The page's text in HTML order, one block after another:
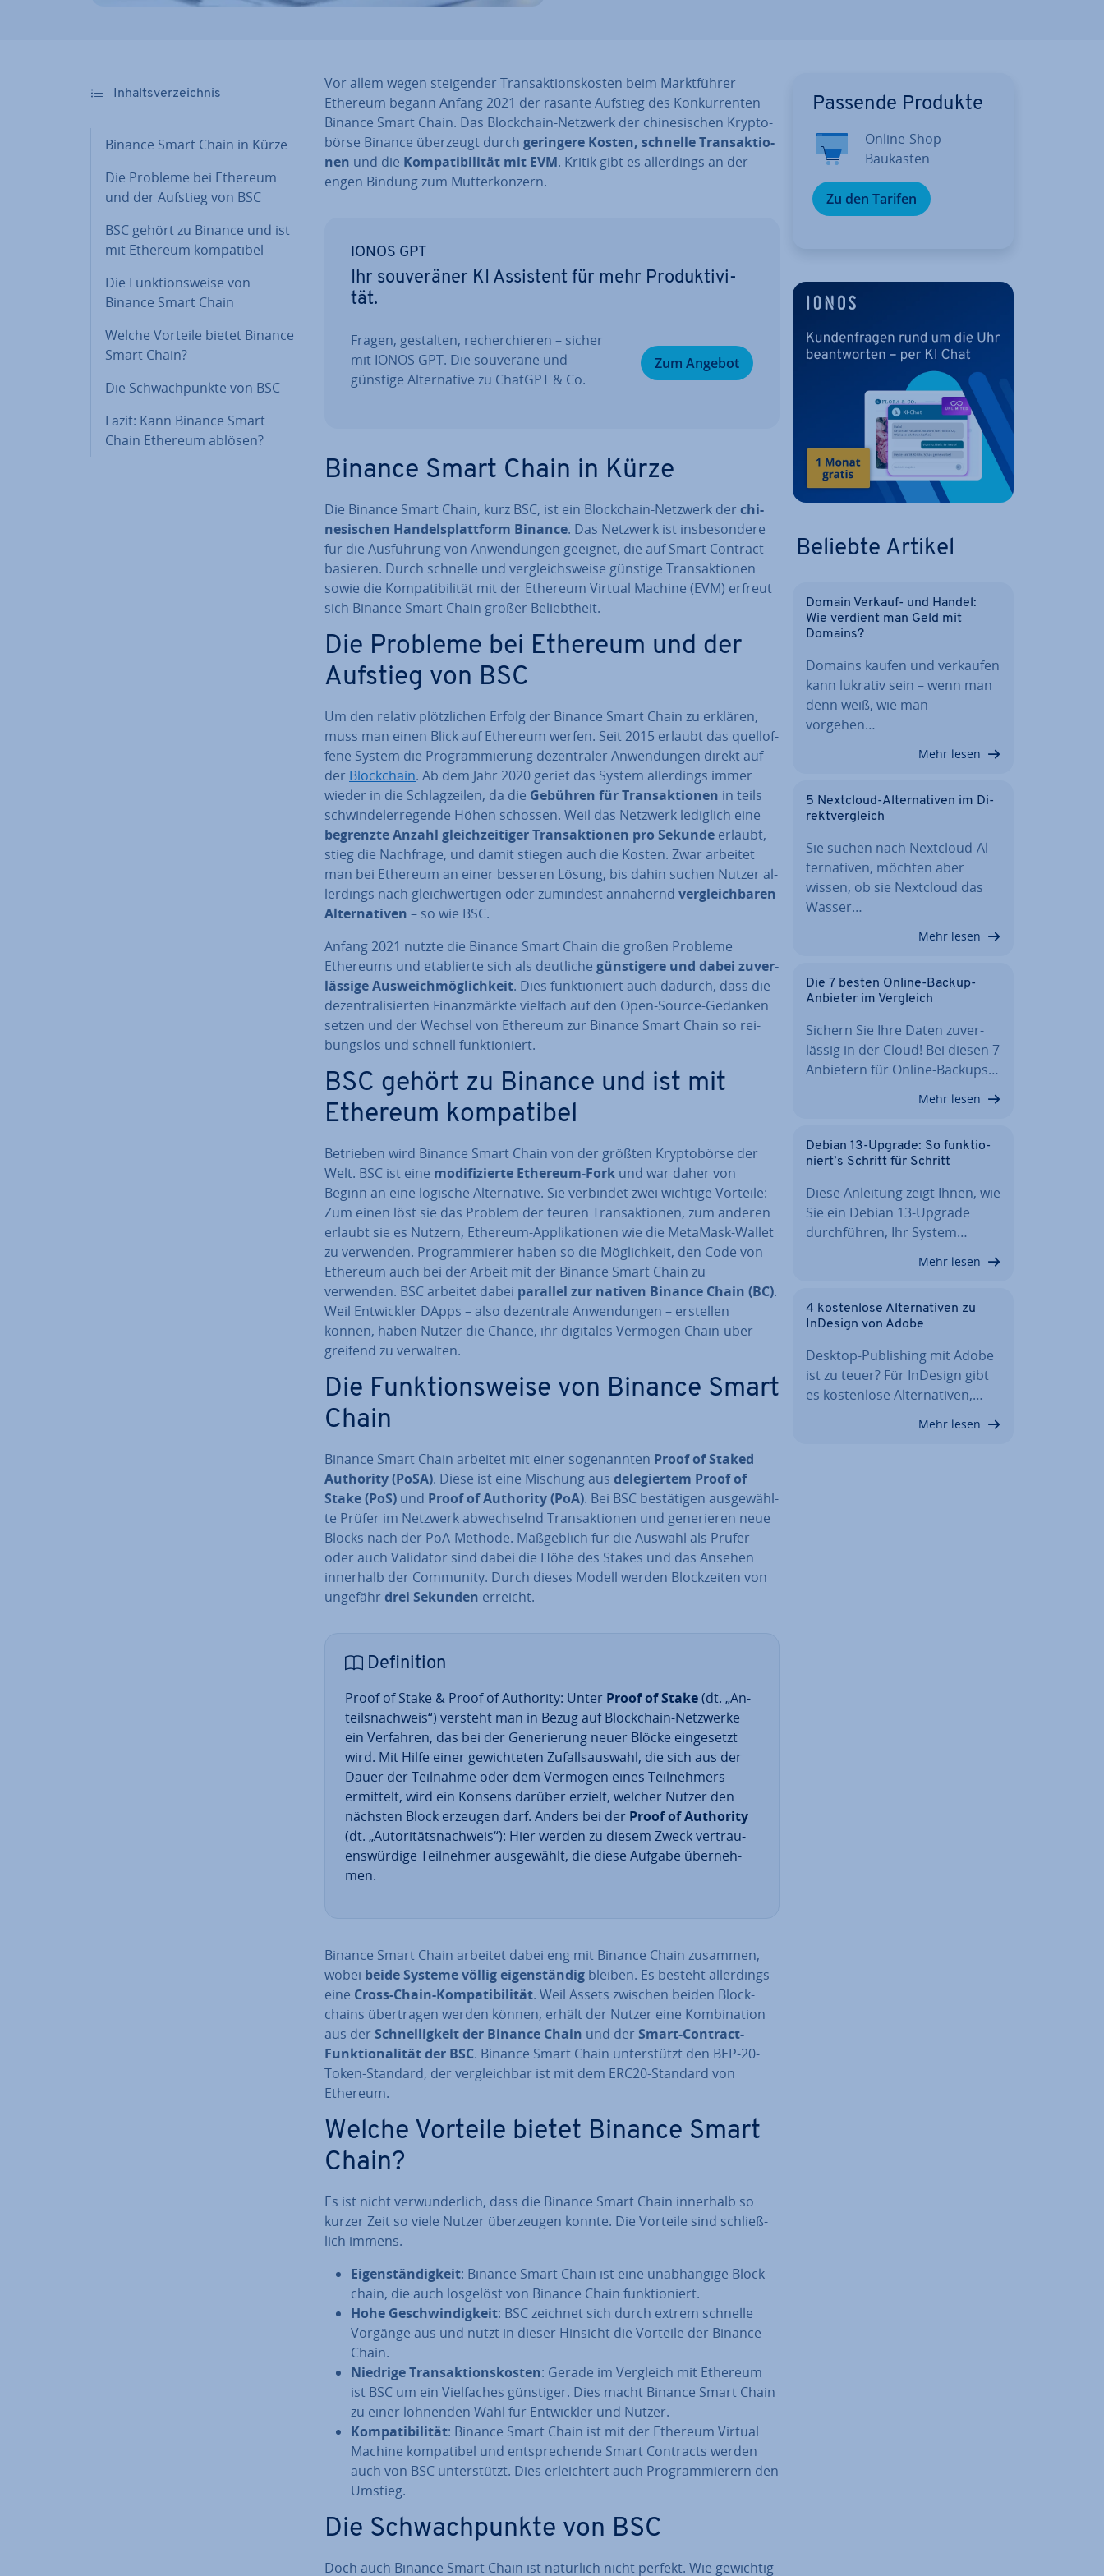
In­halts­ver­zeich­nis
Binance Smart Chain in Kürze
Die Probleme bei Ethereum
und der Aufstieg von BSC
BSC gehört zu Binance und ist
mit Ethereum kom­pa­ti­bel
Die Funk­ti­ons­wei­se von
Binance Smart Chain
Welche Vorteile bietet Binance
Smart Chain?
Die Schwach­punk­te von BSC
Fazit: Kann Binance Smart
Chain Ethereum ablösen?
Vor allem wegen stei­gen­der Trans­ak­ti­ons­kos­ten beim Markt­füh­rer
Ethereum begann Anfang 2021 der rasante Aufstieg des Kon­kur­ren­ten
Binance Smart Chain. Das Block­chain-Netzwerk der chi­ne­si­schen Kryp­to­
bör­se Binance überzeugt durch geringere Kosten, schnelle Trans­ak­tio­
nen und die Kom­pa­ti­bi­li­tät mit EVM. Kritik gibt es al­ler­dings an der
engen Bindung zum Mut­ter­kon­zern.
IONOS GPT
Ihr sou­ve­rä­ner KI Assistent für mehr Pro­duk­ti­vi­
tät.
Fragen, gestalten, re­cher­chie­ren – sicher
mit IONOS GPT. Die souveräne und
günstige Al­ter­na­ti­ve zu ChatGPT & Co.
Zum Angebot
Binance Smart Chain in Kürze
Die Binance Smart Chain, kurz BSC, ist ein Block­chain-Netzwerk der chi­
ne­si­schen Han­dels­platt­form Binance. Das Netzwerk ist ins­be­son­de­re
für die Aus­füh­rung von An­wen­dun­gen geeignet, die auf Smart Contract
basieren. Durch schnelle und ver­gleichs­wei­se günstige Trans­ak­tio­nen
sowie die Kom­pa­ti­bi­li­tät mit der Ethereum Virtual Machine (EVM) erfreut
sich Binance Smart Chain großer Be­liebt­heit.
Die Probleme bei Ethereum und der
Aufstieg von BSC
Um den relativ plötz­li­chen Erfolg der Binance Smart Chain zu erklären,
muss man einen Blick auf Ethereum werfen. Seit 2015 erlaubt das quell­of­
fe­ne System die Pro­gram­mie­rung de­zen­tra­ler An­wen­dun­gen direkt auf
der Block­chain. Ab dem Jahr 2020 geriet das System al­ler­dings immer
wieder in die Schlag­zei­len, da die Gebühren für Trans­ak­tio­nen in teils
schwin­del­erre­gen­de Höhen schossen. Weil das Netzwerk lediglich eine
begrenzte Anzahl gleich­zei­ti­ger Trans­ak­tio­nen pro Sekunde erlaubt,
stieg die Nachfrage, und damit stiegen auch die Kosten. Zwar arbeitet
man bei Ethereum an einer besseren Lösung, bis dahin suchen Nutzer al­
ler­dings nach gleich­wer­ti­gen oder zumindest annähernd ver­gleich­ba­ren
Al­ter­na­ti­ven – so wie BSC.
Anfang 2021 nutzte die Binance Smart Chain die großen Probleme
Ethereums und eta­blier­te sich als deutliche güns­ti­ge­re und dabei zu­ver­
läs­si­ge Aus­weich­mög­lich­keit. Dies funk­tio­niert auch dadurch, dass die
de­zen­tra­li­sier­ten Fi­nanz­märk­te vielfach auf den Open-Source-Gedanken
setzen und der Wechsel von Ethereum zur Binance Smart Chain so rei­
bungs­los und schnell funk­tio­niert.
BSC gehört zu Binance und ist mit
Ethereum kom­pa­ti­bel
Betrieben wird Binance Smart Chain von der größten Kryp­to­bör­se der
Welt. BSC ist eine mo­di­fi­zier­te Ethereum-Fork und war daher von
Beginn an eine logische Al­ter­na­ti­ve. Sie verbindet zwei wichtige Vorteile:
Zum einen löst sie das Problem der teuren Trans­ak­tio­nen, zum anderen
erlaubt sie es Nutzern, Ethereum-Ap­pli­ka­tio­nen wie die MetaMask-Wallet
zu verwenden. Pro­gram­mie­rer haben so die Mög­lich­keit, den Code von
Ethereum auch bei der Arbeit mit der Binance Smart Chain zu
verwenden. BSC arbeitet dabei parallel zur nativen Binance Chain (BC).
Weil Ent­wick­ler DApps – also de­zen­tra­le An­wen­dun­gen – erstellen
können, haben Nutzer die Chance, ihr digitales Vermögen Chain-über­
grei­fend zu verwalten.
Die Funk­ti­ons­wei­se von Binance Smart
Chain
Binance Smart Chain arbeitet mit einer so­ge­nann­ten Proof of Staked
Authority (PoSA). Diese ist eine Mischung aus de­le­gier­tem Proof of
Stake (PoS) und Proof of Authority (PoA). Bei BSC be­stä­ti­gen aus­ge­wähl­
te Prüfer im Netzwerk ab­wech­selnd Trans­ak­tio­nen und ge­ne­rie­ren neue
Blocks nach der PoA-Methode. Maß­geb­lich für die Auswahl als Prüfer
oder auch Validator sind dabei die Höhe des Stakes und das Ansehen
innerhalb der Community. Durch dieses Modell werden Block­zei­ten von
ungefähr drei Sekunden erreicht.
De­fi­ni­ti­on
Proof of Stake & Proof of Authority: Unter Proof of Stake(dt. „An­
teils­nach­weis“) versteht man in Bezug auf Block­chain-Netzwerke
ein Verfahren, das bei der Ge­ne­rie­rung neuer Blöcke ein­ge­setzt
wird. Mit Hilfe einer ge­wich­te­ten Zu­falls­aus­wahl, die sich aus der
Dauer der Teilnahme oder dem Vermögen eines Teil­neh­mers
ermittelt, wird ein Konsens darüber erzielt, welcher Nutzer den
nächsten Block erzeugen darf. Anders bei der Proof of Authority
(dt. „Au­to­ri­täts­nach­weis“): Hier werden zu diesem Zweck ver­trau­
ens­wür­di­ge Teil­neh­mer aus­ge­wählt, die diese Aufgabe über­neh­
men.
Binance Smart Chain arbeitet dabei eng mit Binance Chain zusammen,
wobei beide Systeme völlig ei­gen­stän­dig bleiben. Es besteht al­ler­dings
eine Cross-Chain-Kom­pa­ti­bi­li­tät. Weil Assets zwischen beiden Block­
chains über­tra­gen werden können, erhält der Nutzer eine Kom­bi­na­ti­on
aus der Schnel­lig­keit der Binance Chain und der Smart-Contract-
Funk­tio­na­li­tät der BSC. Binance Smart Chain un­ter­stützt den BEP-20-
Token-Standard, der ver­gleich­bar ist mit dem ERC20-Standard von
Ethereum.
Welche Vorteile bietet Binance Smart
Chain?
Es ist nicht ver­wun­der­lich, dass die Binance Smart Chain innerhalb so
kurzer Zeit so viele Nutzer über­zeu­gen konnte. Die Vorteile sind schließ­
lich immens.
Ei­gen­stän­dig­keit: Binance Smart Chain ist eine un­ab­hän­gi­ge Block­
chain, die auch losgelöst von Binance Chain funk­tio­niert.
Hohe Ge­schwin­dig­keit: BSC zeichnet sich durch extrem schnelle
Vorgänge aus und nutzt in dieser Hinsicht die Vorteile der Binance
Chain.
Niedrige Trans­ak­ti­ons­kos­ten: Gerade im Vergleich mit Ethereum
ist BSC um ein Viel­fa­ches günstiger. Dies macht Binance Smart Chain
zu einer lohnenden Wahl für Ent­wick­ler und Nutzer.
Kom­pa­ti­bi­li­tät: Binance Smart Chain ist mit der Ethereum Virtual
Machine kom­pa­ti­bel und ent­spre­chen­de Smart Contracts werden
auch von BSC un­ter­stützt. Dies er­leich­tert auch Pro­gram­mie­rern den
Umstieg.
Die Schwach­punk­te von BSC
Doch auch Binance Smart Chain ist natürlich nicht perfekt. Wie gewichtig
Passende Produkte
Online-Shop-
Baukasten
Zu den Tarifen
Beliebte Artikel
Domain Verkauf- und Handel:
Wie verdient man Geld mit
Domains?
Domains kaufen und verkaufen
kann lukrativ sein – wenn man
denn weiß, wie man
vorgehen…
Mehr lesen
5 Nextcloud-Al­ter­na­ti­ven im Di­
rekt­ver­gleich
Sie suchen nach Nextcloud-Al­
ter­na­ti­ven, möchten aber
wissen, ob sie Nextcloud das
Wasser…
Mehr lesen
Die 7 besten Online-Backup-
Anbieter im Vergleich
Sichern Sie Ihre Daten zu­ver­
läs­sig in der Cloud! Bei diesen 7
Anbietern für Online-Backups…
Mehr lesen
Debian 13-Upgrade: So funk­tio­
niert’s Schritt für Schritt
Diese Anleitung zeigt Ihnen, wie
Sie ein Debian 13-Upgrade
durch­füh­ren, Ihr System…
Mehr lesen
4 kos­ten­lo­se Al­ter­na­ti­ven zu
InDesign von Adobe
Desktop-Pu­bli­shing mit Adobe
ist zu teuer? Für InDesign gibt
es kos­ten­lo­se Al­ter­na­ti­ven,…
Mehr lesen